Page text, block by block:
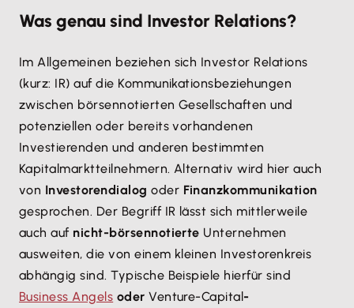
Was genau sind Investor Relations?
Im Allgemeinen beziehen sich Investor Relations
(kurz: IR) auf die Kommunikationsbeziehungen
zwischen börsennotierten Gesellschaften und
potenziellen oder bereits vorhandenen
Investierenden und anderen bestimmten
Kapitalmarktteilnehmern. Alternativ wird hier auch
von Investorendialogoder Finanzkommunikation
gesprochen. Der Begriff IR lässt sich mittlerweile
auch auf nicht-börsennotierte Unternehmen
ausweiten, die von einem kleinen Investorenkreis
abhängig sind. Typische Beispiele hierfür sind
Business Angels oderVenture-Capital-